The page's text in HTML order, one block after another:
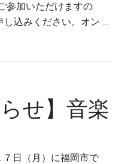
ト
で
だ
こ
参加いただけますの
し込みください。オン …
せ】音楽
７日（月）に福岡市で